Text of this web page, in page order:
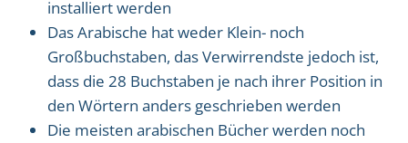
installiert werden
Das Arabische hat weder Klein- noch
Großbuchstaben, das Verwirrendste jedoch ist,
dass die 28 Buchstaben je nach ihrer Position in
den Wörtern anders geschrieben werden
Die meisten arabischen Bücher werden noch